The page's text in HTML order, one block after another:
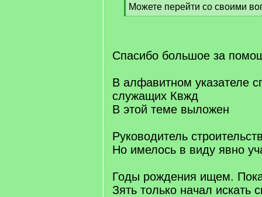
Можете перейти со своими
[
Спасибо большое за
В алфавитном указателе
служащих Квжд
В этой теме выложен
Руководитель
Но имелось в виду явно
Годы рождения ищем.
Зять только начал искать